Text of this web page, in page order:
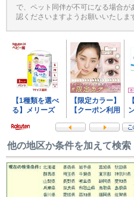
で、ペット同伴が不可になる場合
認くださいますようお願いいたしま
他の地区か条件を加えて検索